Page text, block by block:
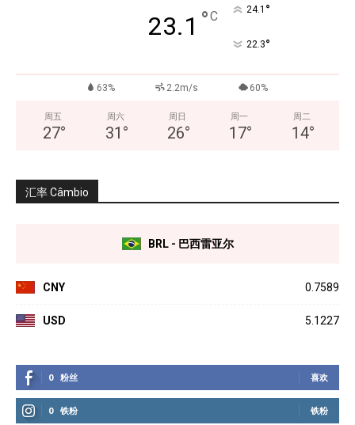
23.1 °C 24.1 °
22.3°
63% 2.2m/s 60%
周五
27°
周六
31 °
周日
26°
周一
17°
周二
14°
汇率 Câmbio
BRL - 巴西雷亚尔
CNY 0.7589
USD 5.1227
0 粉丝 喜欢
0 铁粉 铁粉